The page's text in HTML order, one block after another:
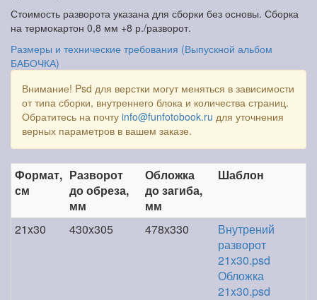
Стоимость разворота указана для сборки без основы. Сборка
на термокартон 0,8 мм +8 р./разворот.
Размеры и технические требования (Выпускной альбом
БАБОЧКА)
Внимание! Psd для верстки могут меняться в зависимости
от типа сборки, внутреннего блока и количества страниц.
Обратитесь на почту info@funfotobook.ru для уточнения
верных параметров в вашем заказе.
Формат,
см
Разворот
до обреза,
мм
Обложка
до загиба,
мм
Шаблон
21x30 430x305 478х330
Внутрений
разворот
21x30.psd
Обложка
21x30.psd